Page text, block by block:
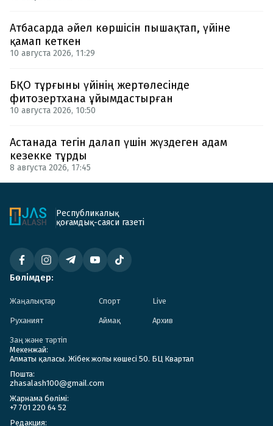
Атбасарда әйел көршісін пышақтап, үйіне
қамап кеткен
10 августа 2026, 11:29
БҚО тұрғыны үйінің жертөлесінде
фитозертхана ұйымдастырған
10 августа 2026, 10:50
Астанада тегін далап үшін жүздеген адам
кезекке тұрды
8 августа 2026, 17:45
Республикалық
қоғамдық-саяси газеті
Бөлімдер:
Жаңалықтар Спорт Live
Руханият Аймақ Архив
Заң және тәртіп
Мекенжай:
Алматы қаласы. Жібек жолы көшесі 50. БЦ Квартал
Пошта:
zhasalash100@gmail.com
Жарнама бөлімі:
+7 701 220 64 52
Редакция: